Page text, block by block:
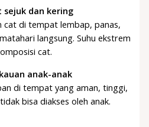
dan kering
cat di tempat lembap, panas,
langsung. Suhu ekstrem
cat.
anak-anak
di tempat yang aman, tinggi,
bisa diakses oleh anak.